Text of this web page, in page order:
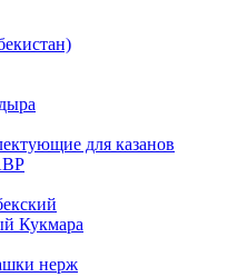
для казанов
Кукмара
нерж